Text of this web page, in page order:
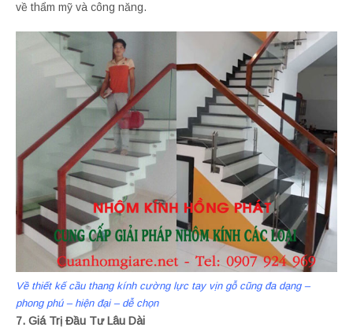
về thẩm mỹ và công năng.
Về thiết kế cầu thang kính cường lực tay vịn gỗ cũng đa dạng –
phong phú – hiện đại – dễ chọn
7. Giá Trị Đầu Tư Lâu Dài